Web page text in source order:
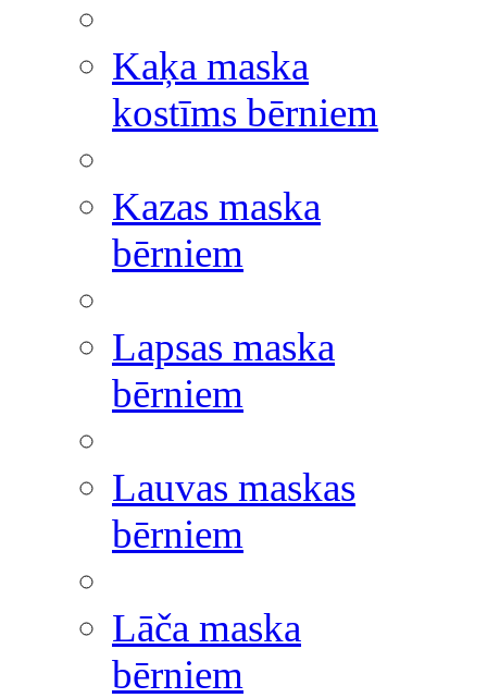
Kaķa maska
kostīms bērniem
Kazas maska
bērniem
Lapsas maska
bērniem
Lauvas maskas
bērniem
Lāča maska
bērniem